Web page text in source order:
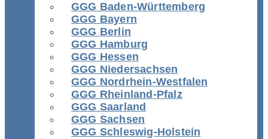
GGG Baden-Württemberg
GGG Bayern
GGG Berlin
GGG Hamburg
GGG Hessen
GGG Niedersachsen
GGG Nordrhein-Westfalen
GGG Rheinland-Pfalz
GGG Saarland
GGG Sachsen
GGG Schleswig-Holstein